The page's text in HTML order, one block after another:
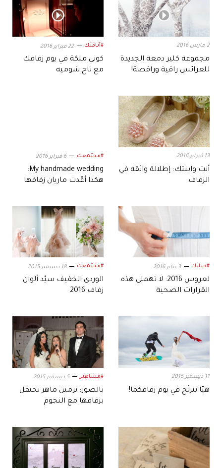
2 مارس 2016
مجموعة كلير دمعة الجديدة
للعرائس راقية وراقصة!
#أناقتك 22 فبراير 2016
كوني ملكة في يوم زفافك
مع تاج شوميه
13 فبراير 2016
أنت وابنتك: إطلالة واثقة في
الزفاف
#مجتمعك 6 فبراير 2016
My handmade wedding:
هكذا أعّدت ماريان زفافها
#حياتك 3 يناير 2016
لعروس 2016: لا تهملي هذه
القرارات الصحية
#مجتمعك 18 ديسمبر 2015
الوردي الخفيف سيّد ألوان
زفاف 2016
11 ديسمبر 2015
هيّا نتزلّج في يوم زفافكما!
#مشاهير 5 ديسمبر 2015
بالصور: نرمين ماهر تحتفل
بزفافها مع النجوم